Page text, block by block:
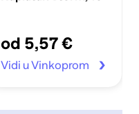
od 5,57 €
Vidi u Vinkoprom